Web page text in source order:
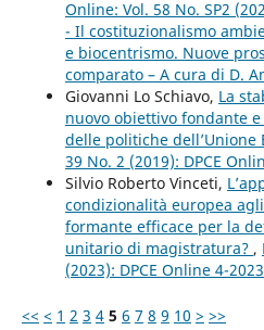
Online: Vol. 58 No. SP2
- Il costituzionalismo
e biocentrismo. Nuove
comparato – A cura di D.
Giovanni Lo Schiavo, La
nuovo obiettivo fondante
delle politiche dell’Unione
39 No. 2 (2019): DPCE
Silvio Roberto Vinceti,
condizionalità europea
formante efficace per la
unitario di magistratura? ,
(2023): DPCE Online 4-2023
<< < 1 2 3 4 5 6 7 8 9 10 > >>